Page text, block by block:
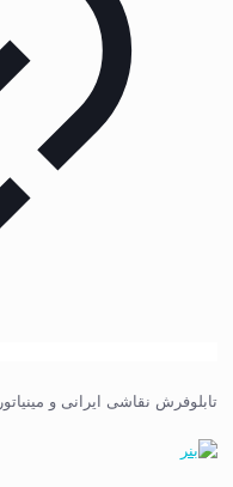
تابلوفرش نقاشی ایرانی و مینیاتور